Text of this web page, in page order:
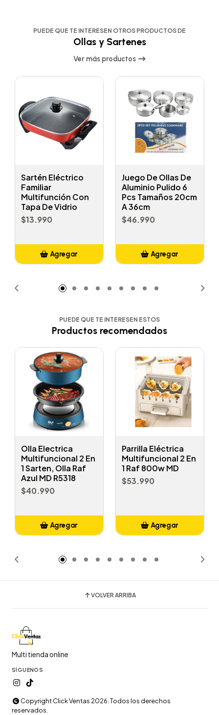
PUEDE QUE TE INTERESEN OTROS PRODUCTOS DE
Ollas y Sartenes
Ver más productos
Sartén Eléctrico
Familiar
Multifunción Con
Tapa De Vidrio
$13.990
Agregar
Juego De Ollas De
Aluminio Pulido 6
Pcs Tamaños 20cm
A 36cm
$46.990
Agregar
PUEDE QUE TE INTERESEN ESTOS
Productos recomendados
Olla Electrica
Multifuncional 2 En
1 Sarten, Olla Raf
Azul MD R5318
$40.990
Agregar
Parrilla Eléctrica
Multifuncional 2 En
1 Raf 800w MD
$53.990
Agregar
VOLVER ARRIBA
Multi tienda online
SÍGUENOS
Copyright Click Ventas 2026. Todos los derechos
reservados.